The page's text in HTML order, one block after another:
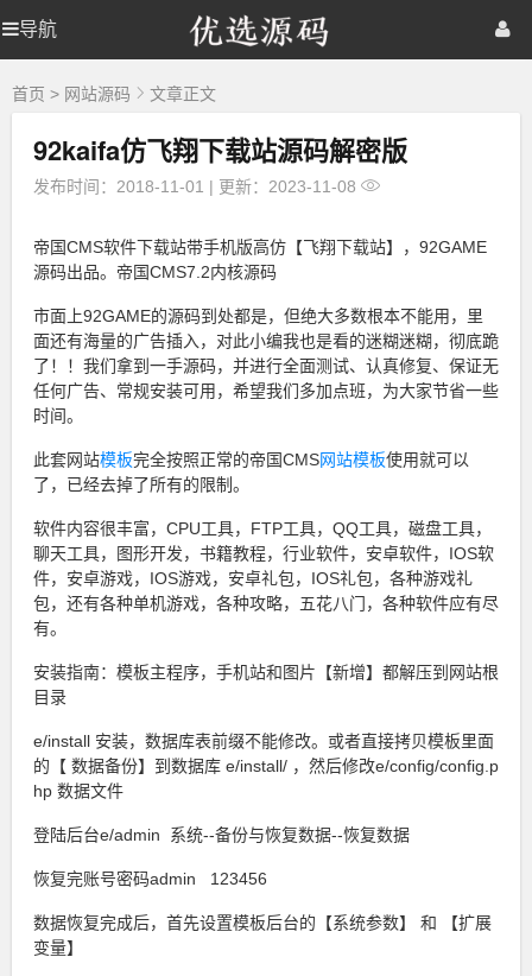
导航
优
选
码
优
选
首页 网站源码
棋牌源码
首页 > 网站源码 文章正文
92kaifa仿飞翔下载站源码解密版
发布时间：2018-11-01 | 更新：2023-11-08
帝国CMS软件下载站带手机版高仿【飞翔下载站】，92GAME
源码出品。帝国CMS7.2内核源码
市面上92GAME的源码到处都是，但绝大多数根本不能用，里
面还有海量的广告插入，对此小编我也是看的迷糊迷糊，彻底跪
了！！我们拿到一手源码，并进行全面测试、认真修复、保证无
任何广告、常规安装可用，希望我们多加点班，为大家节省一些
时间。
此套网站模板完全按照正常的帝国CMS网站模板使用就可以
了，已经去掉了所有的限制。
软件内容很丰富，CPU工具，FTP工具，QQ工具，磁盘工具，
聊天工具，图形开发，书籍教程，行业软件，安卓软件，IOS软
件，安卓游戏，IOS游戏，安卓礼包，IOS礼包，各种游戏礼
包，还有各种单机游戏，各种攻略，五花八门，各种软件应有尽
有。
安装指南：模板主程序，手机站和图片【新增】都解压到网站根
目录
e/install 安装，数据库表前缀不能修改。或者直接拷贝模板里面
的【 数据备份】到数据库 e/install/ ，然后修改e/config/config.p
hp 数据文件
登陆后台e/admin 系统--备份与恢复数据--恢复数据
恢复完账号密码admin 123456
数据恢复完成后，首先设置模板后台的【系统参数】 和 【扩展
变量】